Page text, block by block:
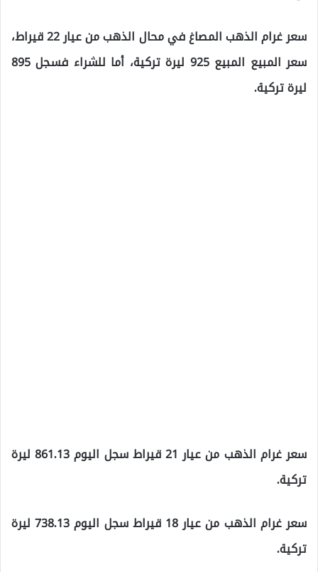
سعر غرام الذهب المصاغ في محال الذهب من عيار 22 قيراط،
سعر المبيع المبيع 925 ليرة تركية، أما للشراء فسجل 895
ليرة تركية.
سعر غرام الذهب من عيار 21 قيراط سجل اليوم 861.13 ليرة
تركية.
سعر غرام الذهب من عيار 18 قيراط سجل اليوم 738.13 ليرة
تركية.